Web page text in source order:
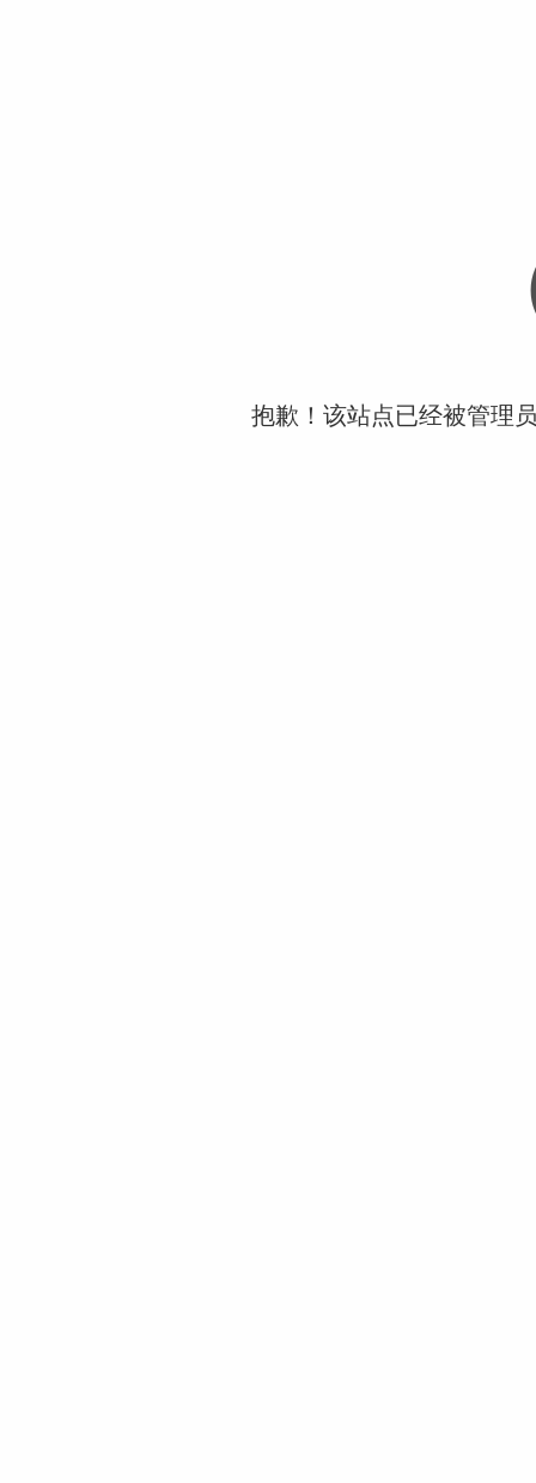
抱歉！该站点已经被管理